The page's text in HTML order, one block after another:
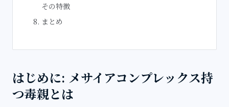
その特徴
まとめ
はじめに: メサイアコンプレックス持
つ毒親とは